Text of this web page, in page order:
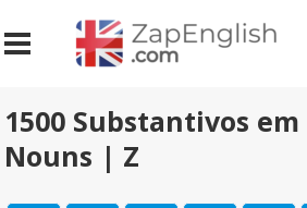
1500 Substantivos
Nouns | Z